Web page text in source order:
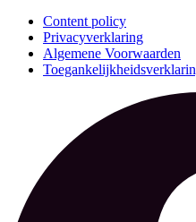
Content policy
Privacyverklaring
Algemene Voorwaarden